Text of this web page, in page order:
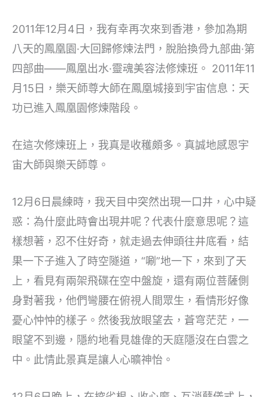
2011年12月4日，我有幸再次來到香港，參加為期
八天的鳳凰園·大回歸修煉法門，脫胎換骨九部曲·第
四部曲——鳳凰出水·靈魂美容法修煉班。 2011年11
月15日，樂天師尊大師在鳳凰城接到宇宙信息：天
功已進入鳳凰園修煉階段。
在這次修煉班上，我真是收穫頗多。真誠地感恩宇
宙大師與樂天師尊。
12月6日晨練時，我天目中突然出現一口井，心中疑
惑：為什麼此時會出現井呢？代表什麼意思呢？這
樣想著，忍不住好奇，就走過去伸頭往井底看，結
果一下子進入了時空隧道，“唰”地一下，來到了天
上，看見有兩架飛碟在空中盤旋，還有兩位菩薩側
身對著我，他們彎腰在俯視人間眾生，看情形好像
憂心忡忡的樣子。然後我放眼望去，蒼穹茫茫，一
眼望不到邊，隱約地看見雄偉的天庭隱沒在白雲之
中。此情此景真是讓人心曠神怡。